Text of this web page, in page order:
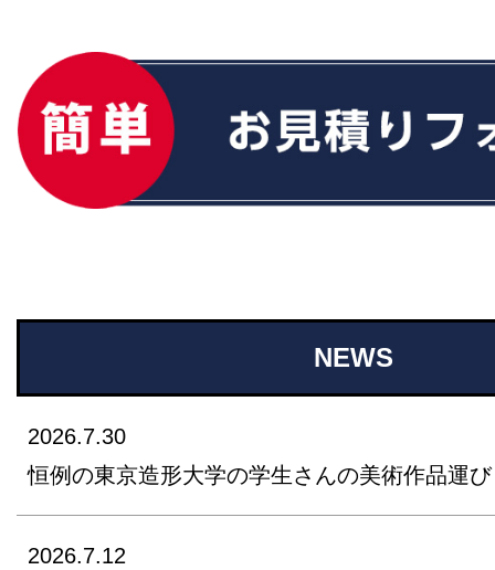
NEWS
2026.7.30
恒例の東京造形大学の学生さんの美術作品運び
2026.7.12